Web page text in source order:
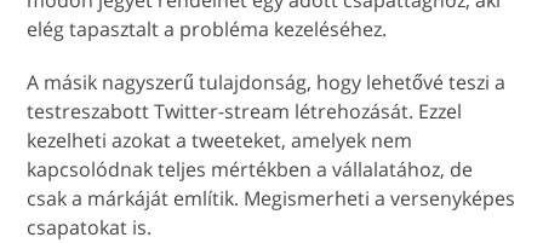
elég tapasztalt a probléma kezeléséhez.
A másik nagyszerű tulajdonság, hogy lehetővé teszi a
testreszabott Twitter-stream létrehozását. Ezzel
kezelheti azokat a tweeteket, amelyek nem
kapcsolódnak teljes mértékben a vállalatához, de
csak a márkáját említik. Megismerheti a versenyképes
csapatokat is.